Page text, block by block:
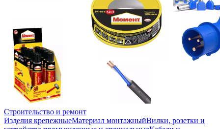
Строительство и ремонт
Изделия крепежныеМатериал монтажныйВилки, розетки и